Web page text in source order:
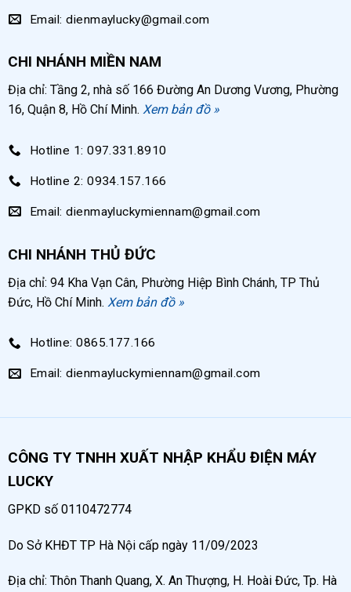
Email: dienmaylucky@gmail.com
CHI NHÁNH MIỀN NAM
Địa chỉ: Tầng 2, nhà số 166 Đường An Dương Vương, Phường
16, Quận 8, Hồ Chí Minh. Xem bản đồ »
Hotline 1: 097.331.8910
Hotline 2: 0934.157.166
Email: dienmayluckymiennam@gmail.com
CHI NHÁNH THỦ ĐỨC
Địa chỉ: 94 Kha Vạn Cân, Phường Hiệp Bình Chánh, TP Thủ
Đức, Hồ Chí Minh. Xem bản đồ »
Hotline: 0865.177.166
Email: dienmayluckymiennam@gmail.com
CÔNG TY TNHH XUẤT NHẬP KHẨU ĐIỆN MÁY
LUCKY
GPKD số 0110472774
Do Sở KHĐT TP Hà Nội cấp ngày 11/09/2023
Địa chỉ: Thôn Thanh Quang, X. An Thượng, H. Hoài Đức, Tp. Hà